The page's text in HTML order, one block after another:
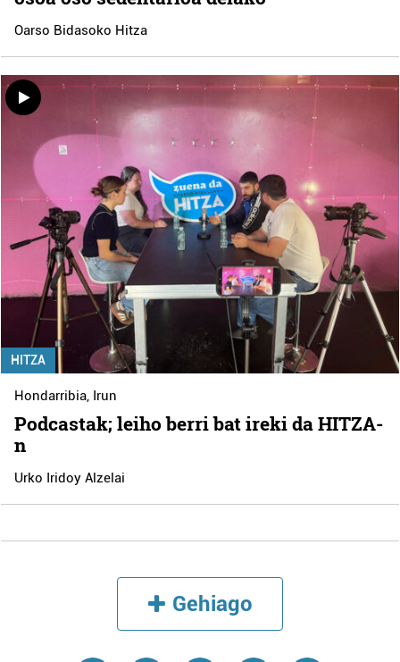
Oarso Bidasoko Hitza
HITZA
Hondarribia, Irun
Podcastak; leiho berri bat ireki da HITZA-
n
Urko Iridoy Alzelai
Gehiago